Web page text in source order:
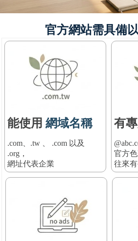
官方網站需具備
能使用 網域名稱
.com、.tw 、 .com 以及
.org，
網址代表企業
有
官方
往來